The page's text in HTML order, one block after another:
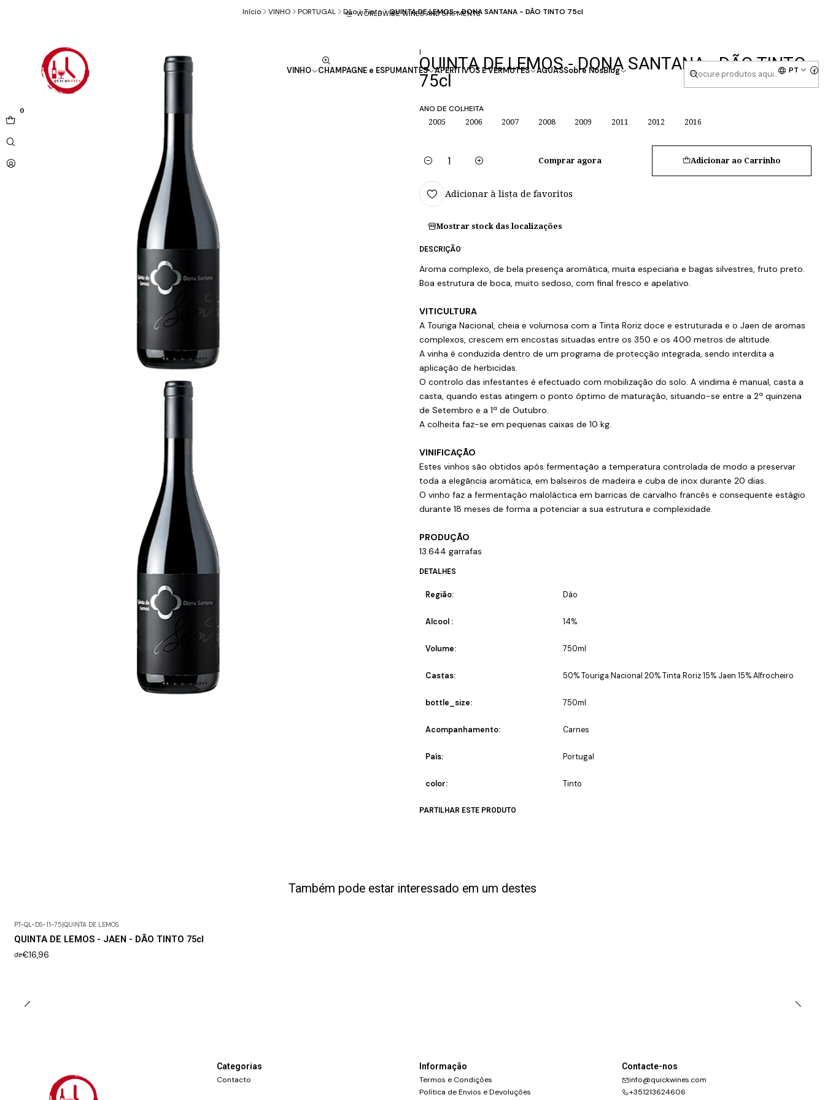
VINHO CHAMPAGNE e ESPUMANTES APERITIVOS E VERMUTES AGUASSobre NósBlog PT
0
WORLDWIDE WINES AND SHIPMENTS
Início VINHO PORTUGAL Dão Tinto QUINTA DE LEMOS - DONA SANTANA - DÃO TINTO 75cl
|
QUINTA DE LEMOS - DONA SANTANA - DÃO TINTO
75cl
ANO DE COLHEITA
2005 2006 2007 2008 2009 2011 2012 2016
Quantidade
Adicionar ao Carrinho
Comprar agora
Adicionar à lista de favoritos
Mostrar stock das localizações
DESCRIÇÃO
Aroma complexo, de bela presença aromática, muita especiaria e bagas silvestres, fruto preto.
Boa estrutura de boca, muito sedoso, com final fresco e apelativo.
VITICULTURA
A Touriga Nacional, cheia e volumosa com a Tinta Roriz doce e estruturada e o Jaen de aromas
complexos, crescem em encostas situadas entre os 350 e os 400 metros de altitude.
A vinha é conduzida dentro de um programa de protecção integrada, sendo interdita a
aplicação de herbicidas.
O controlo das infestantes é efectuado com mobilização do solo. A vindima é manual, casta a
casta, quando estas atingem o ponto óptimo de maturação, situando-se entre a 2ª quinzena
de Setembro e a 1ª de Outubro.
A colheita faz-se em pequenas caixas de 10 kg.
VINIFICAÇÃO
Estes vinhos são obtidos após fermentação a temperatura controlada de modo a preservar
toda a elegância aromática, em balseiros de madeira e cuba de inox durante 20 dias.
O vinho faz a fermentação maloláctica em barricas de carvalho francês e consequente estágio
durante 18 meses de forma a potenciar a sua estrutura e complexidade.
PRODUÇÃO
13.644 garrafas
DETALHES
Região: Dão
Alcool : 14%
Volume: 750ml
Castas: 50% Touriga Nacional 20% Tinta Roriz 15% Jaen 15% Alfrocheiro
bottle_size: 750ml
Acompanhamento: Carnes
País: Portugal
color: Tinto
PARTILHAR ESTE PRODUTO
Também pode estar interessado em um destes
PT-QL-DS-11-75|QUINTA DE LEMOS
QUINTA DE LEMOS - JAEN - DÃO TINTO 75cl
de€16,96
Categorias
Contacto
Informação
Termos e Condições
Política de Envios e Devoluções
Contacte-nos
info@quickwines.com
+351213624606